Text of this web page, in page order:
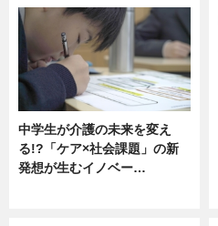
中学生が介護の未来を変え
る!?「ケア×社会課題」の新
発想が生むイノベー…